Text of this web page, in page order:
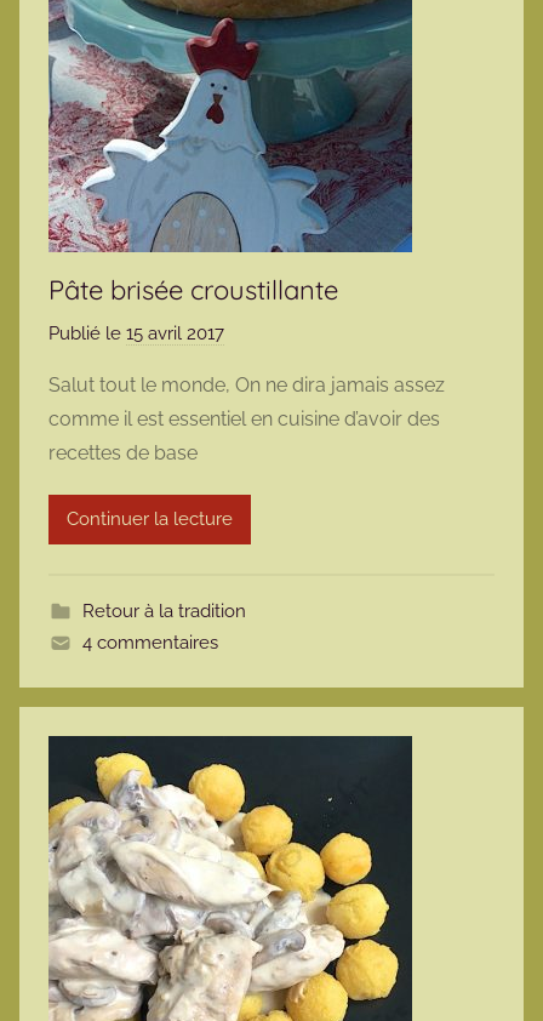
Pâte brisée croustillante
Publié le 15 avril 2017
r
m
r
m
t
Salut tout le monde, On ne dira jamais assez
comme il est essentiel en cuisine d’avoir des
recettes de base
Continuer la lecture
Retour à la tradition
4 commentaires